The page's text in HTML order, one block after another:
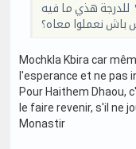
للدرجة هذي ما فيه
باش نعملوا معاه؟
Mochkla Kbira car
l'esperance et ne pas
Pour Haithem Dhaou,
le faire revenir, s'il ne
Monastir